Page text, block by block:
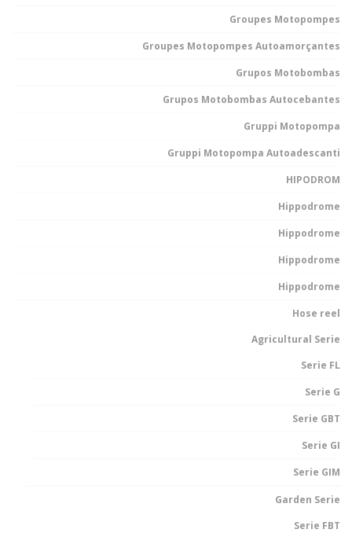
Groupes Motopompes
Groupes Motopompes Autoamorçantes
Grupos Motobombas
Grupos Motobombas Autocebantes
Gruppi Motopompa
Gruppi Motopompa Autoadescanti
HIPODROM
Hippodrome
Hippodrome
Hippodrome
Hippodrome
Hose reel
Agricultural Serie
Serie FL
Serie G
Serie GBT
Serie GI
Serie GIM
Garden Serie
Serie FBT